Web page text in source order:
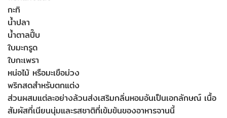
กะทิ
น้ำปลา
น้ำตาลปี๊บ
ใบมะกรูด
ใบกะเพรา
หน่อไม้ หรือมะเขือม่วง
พริกสดสำหรับตกแต่ง
ส่วนผสมแต่ละอย่างล้วนส่งเสริมกลิ่นหอมอันเป็นเอกลักษณ์ เนื้อ
สัมผัสที่เนียนนุ่มและรสชาติที่เข้มข้นของอาหารจานนี้